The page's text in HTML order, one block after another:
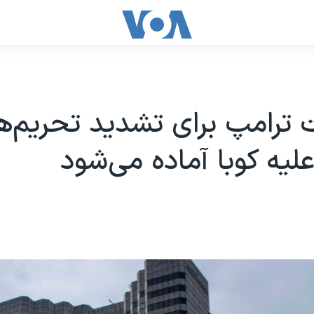
ترامپ برای تشدید
کوبا آماده می‌شود